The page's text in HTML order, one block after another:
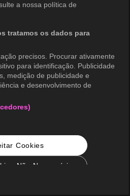
a nossa política de
tratamos os dados para
precisos. Procurar ativamente
para identificação. Publicidade
medição de publicidade e
e desenvolvimento de
Cookies
Não Necessários